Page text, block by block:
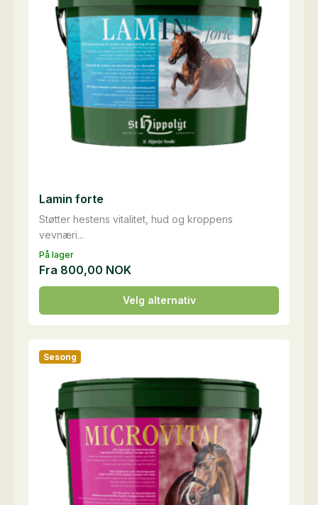
velges
produktsiden
På lager
Støtter hestens vitalitet, hud og kroppens
vevnæri...
Lamin forte
Fra 800,00 NOK
Velg alternativ
Dette
produktet
har
flere
varianter.
Alternativene
velges
produktsiden
Sesong